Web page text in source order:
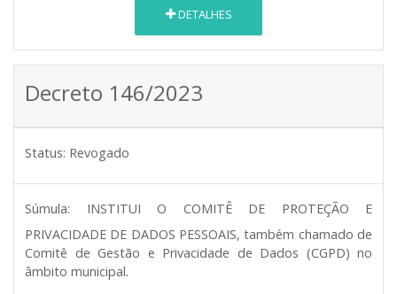
DETALHES
Decreto 146/2023
Status: Revogado
Súmula:
INSTITUI O COMITÊ DE PROTEÇÃO E
PRIVACIDADE DE DADOS PESSOAIS, também chamado de
Comitê de Gestão e Privacidade de Dados (CGPD) no
âmbito municipal.